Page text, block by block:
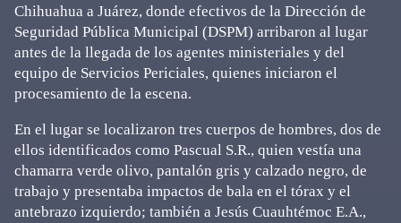
Chihuahua a Juárez, donde efectivos de la Dirección de
Seguridad Pública Municipal (DSPM) arribaron al lugar
antes de la llegada de los agentes ministeriales y del
equipo de Servicios Periciales, quienes iniciaron el
procesamiento de la escena.
En el lugar se localizaron tres cuerpos de hombres, dos de
ellos identificados como Pascual S.R., quien vestía una
chamarra verde olivo, pantalón gris y calzado negro, de
trabajo y presentaba impactos de bala en el tórax y el
antebrazo izquierdo; también a Jesús Cuauhtémoc E.A.,